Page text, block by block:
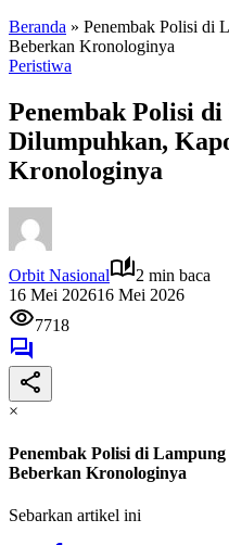
Beranda » Penembak Polisi di
Beberkan Kronologinya
Peristiwa
Penembak Polisi
Dilumpuhkan,
Kronologinya
Orbit Nasional
2 min baca
16 Mei 202616 Mei 2026
7718
×
Penembak Polisi di
Beberkan Kronologinya
Sebarkan artikel ini